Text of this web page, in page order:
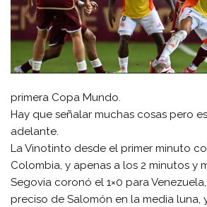
primera Copa Mundo.
Hay que señalar muchas cosas pero
adelante.
La Vinotinto desde el primer minuto
Colombia, y apenas a los 2 minutos y
Segovia coronó el 1×0 para
preciso de Salomón en la media luna,